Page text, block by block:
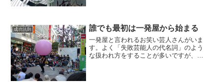
成功法則 誰でも最初は一発屋から始まる
一発屋と言われるお笑い芸人さんがいま
す。よく「失敗芸能人の代名詞」のよう
な扱われ方をすることが多いですが、私